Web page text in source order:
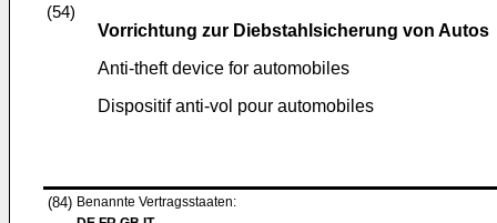
(54)
Vorrichtung zur Diebstahlsicherung von Autos
Anti-theft device for automobiles
Dispositif anti-vol pour automobiles
(84) Benannte Vertragsstaaten: